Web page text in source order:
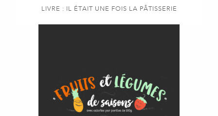
LIVRE : IL ÉTAIT UNE FOIS LA PÂTISSERIE